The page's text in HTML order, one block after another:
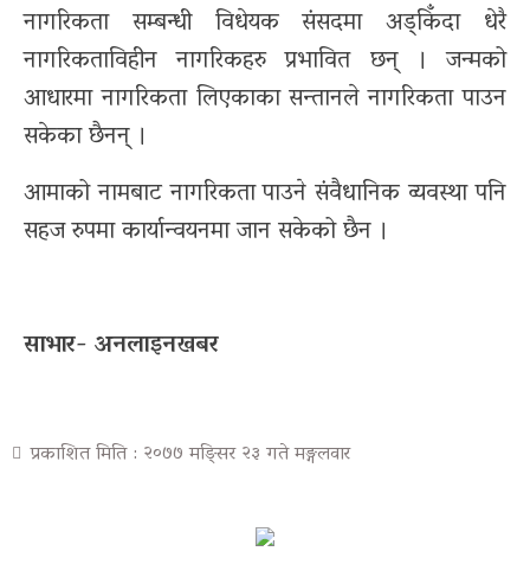
नागरिकता सम्बन्धी विधेयक संसदमा अड्किँदा धेरै
नागरिकताविहीन नागरिकहरु प्रभावित छन् । जन्मको
आधारमा नागरिकता लिएकाका सन्तानले नागरिकता पाउन
सकेका छैनन् ।
आमाको नामबाट नागरिकता पाउने संवैधानिक व्यवस्था पनि
सहज रुपमा कार्यान्वयनमा जान सकेको छैन ।
साभार- अनलाइनखबर
प्रकाशित मिति : २०७७ मङ्सिर २३ गते मङ्गलवार